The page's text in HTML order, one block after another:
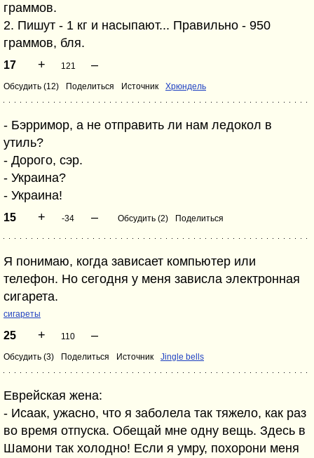
граммов.
2. Пишут - 1 кг и насыпают... Правильно - 950
граммов, бля.
17 + 121 –
Обсудить (12) Поделиться Источник Хрюндель
- Бэрримор, а не отправить ли нам ледокол в
утиль?
- Дорого, сэр.
- Украина?
- Украина!
15 + -34 – Обсудить (2) Поделиться
Я понимаю, когда зависает компьютер или
телефон. Но сегодня у меня зависла электронная
сигарета.
сигареты
25 + 110 –
Обсудить (3) Поделиться Источник Jingle bells
Еврейская жена:
- Исаак, ужасно, что я заболела так тяжело, как раз
во время отпуска. Обещай мне одну вещь. Здесь в
Шамони так холодно! Если я умру, похорони меня